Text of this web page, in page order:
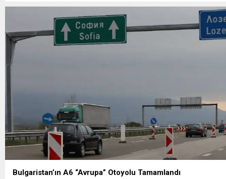
Bulgaristan’ın A6 “Avrupa” Otoyolu Tamamlandı